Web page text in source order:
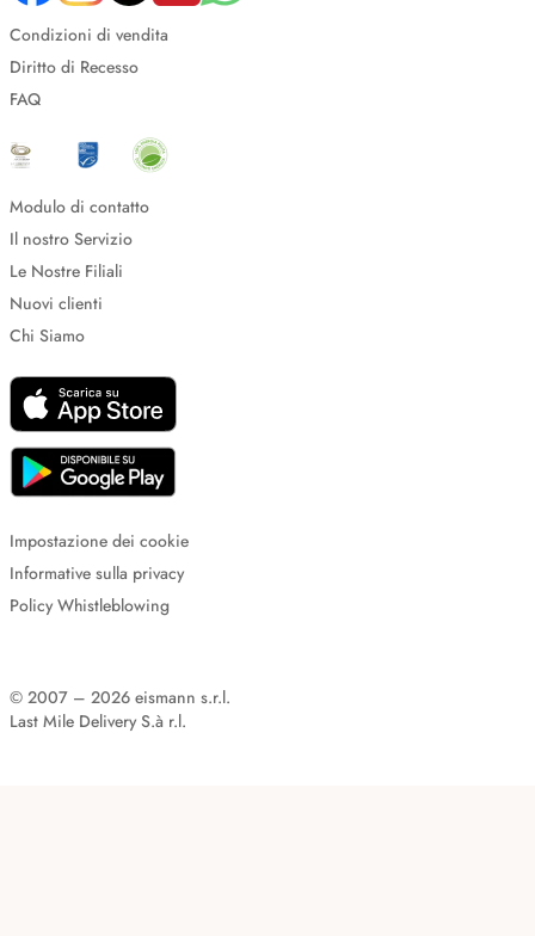
Condizioni di vendita
Diritto di Recesso
FAQ
Modulo di contatto
Il nostro Servizio
Le Nostre Filiali
Nuovi clienti
Chi Siamo
Impostazione dei cookie
Informative sulla privacy
Policy Whistleblowing
© 2007 – 2026 eismann s.r.l.
Last Mile Delivery S.à r.l.